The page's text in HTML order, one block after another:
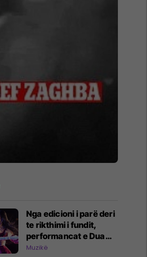
Nga edicioni i parë deri
te rikthimi i fundit,
performancat e Dua
Lipës në Sunny Hill
Muzikë